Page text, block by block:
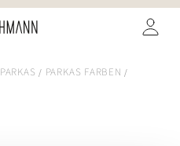
PARKAS
PARKAS FARBEN